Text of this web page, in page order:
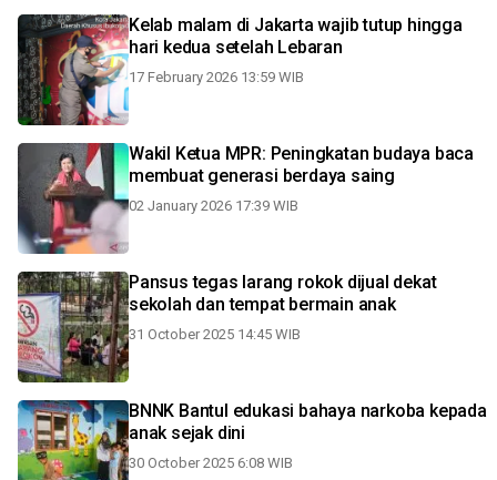
Kelab malam di Jakarta wajib tutup hingga
hari kedua setelah Lebaran
17 February 2026 13:59 WIB
Wakil Ketua MPR: Peningkatan budaya baca
membuat generasi berdaya saing
02 January 2026 17:39 WIB
Pansus tegas larang rokok dijual dekat
sekolah dan tempat bermain anak
31 October 2025 14:45 WIB
BNNK Bantul edukasi bahaya narkoba kepada
anak sejak dini
30 October 2025 6:08 WIB